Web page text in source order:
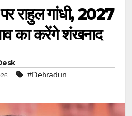
राहुल गांधी, 2027
का करेंगे शंखनाद
#Dehradun